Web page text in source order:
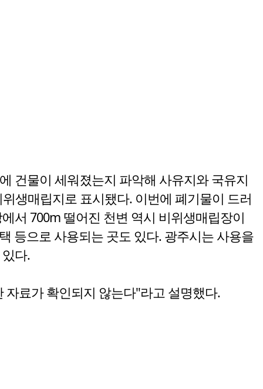
건물이 세워졌는지 파악해 사유지와 국유지
생매립지로 표시됐다. 이번에 폐기물이 드러
서 700m 떨어진 천변 역시 비위생매립장이
등으로 사용되는 곳도 있다. 광주시는 사용을
다.
료가 확인되지 않는다"라고 설명했다.